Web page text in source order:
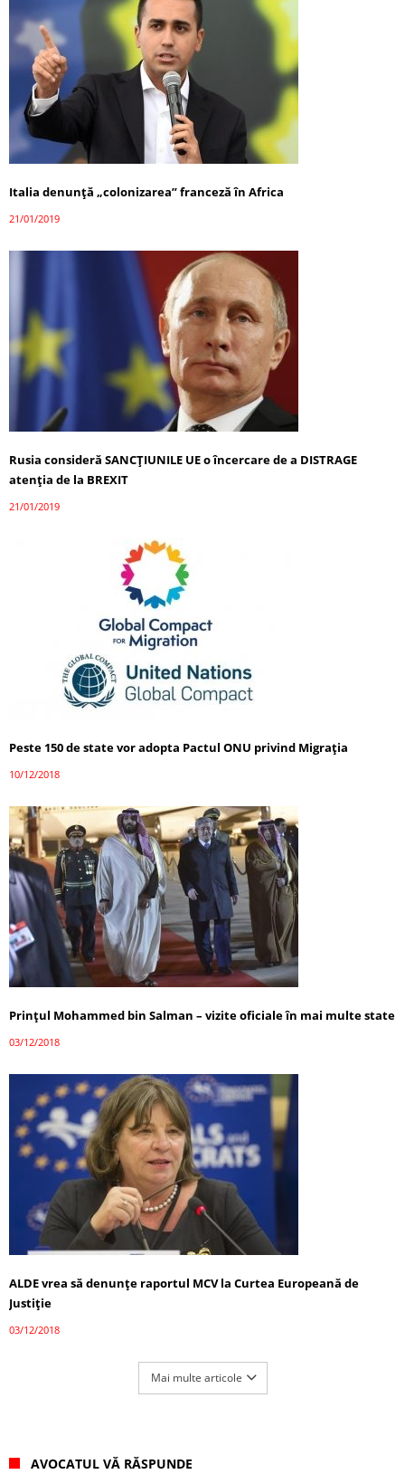
Italia denunţă „colonizarea” franceză în Africa
21/01/2019
Rusia consideră SANCȚIUNILE UE o încercare de a DISTRAGE
atenția de la BREXIT
21/01/2019
Peste 150 de state vor adopta Pactul ONU privind Migraţia
10/12/2018
Prinţul Mohammed bin Salman – vizite oficiale în mai multe state
03/12/2018
ALDE vrea să denunţe raportul MCV la Curtea Europeană de
Justiţie
03/12/2018
Mai multe articole
AVOCATUL VĂ RĂSPUNDE